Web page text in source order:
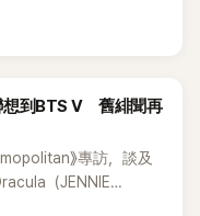
想到BTS V 舊緋聞再
》專訪，談及
（JENNIE
「共同朋友」的回答，